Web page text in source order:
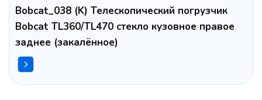
Bobcat_038 (K) Телескопический погрузчик
Bobcat TL360/TL470 стекло кузовное правое
заднее (закалённое)